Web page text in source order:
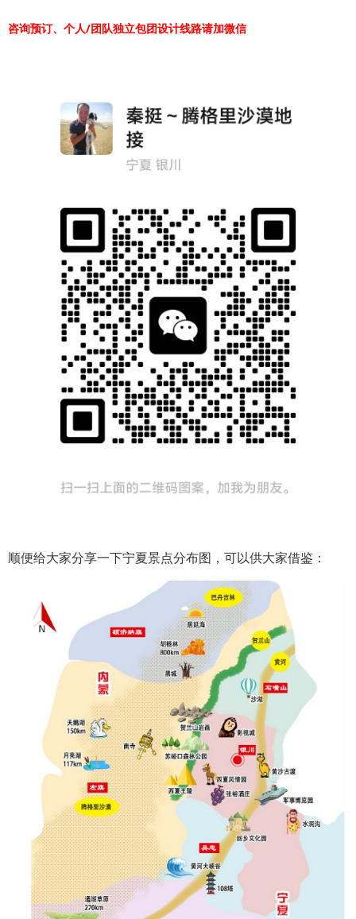
咨询预订、个人/团队独立包团设计线路请加微信
顺便给大家分享一下宁夏景点分布图，可以供大家借鉴：